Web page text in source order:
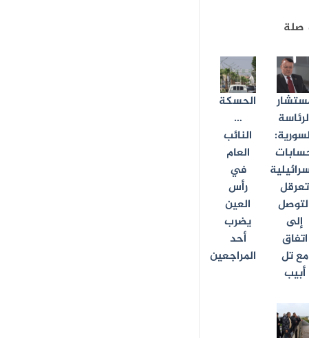
صلة
تعرقل
إلى
اتفاق
مع تل
أبيب
الحسكة
…
النائب
العام
في
رأس
العين
يضرب
أحد
المراجعين